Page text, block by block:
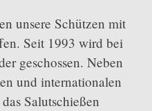
unsere Schützen mit
Seit 1993 wird bei
geschossen. Neben
und internationalen
Salutschießen